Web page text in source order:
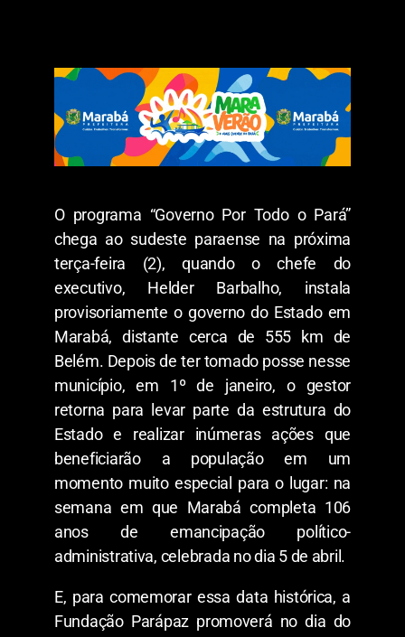
O programa “Governo Por Todo o Pará”
chega ao sudeste paraense na próxima
terça-feira (2), quando o chefe do
executivo, Helder Barbalho, instala
provisoriamente o governo do Estado em
Marabá, distante cerca de 555 km de
Belém. Depois de ter tomado posse nesse
município, em 1º de janeiro, o gestor
retorna para levar parte da estrutura do
Estado e realizar inúmeras ações que
beneficiarão a população em um
momento muito especial para o lugar: na
semana em que Marabá completa 106
anos de emancipação político-
administrativa, celebrada no dia 5 de abril.
E, para comemorar essa data histórica, a
Fundação Parápaz promoverá no dia do